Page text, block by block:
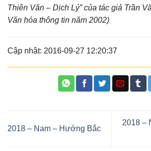
Thiên Văn – Dịch Lý” của tác giả Trần
Văn hóa thông tin năm 2002)
Cập nhật: 2016-09-27 12:20:37
2018 – Nam – Hướng Bắc
2018 –